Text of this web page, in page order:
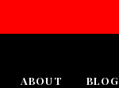
ABOUT BLOG